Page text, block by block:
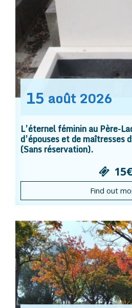
15 août 2026
L’éternel féminin au Père-
d’épouses et de maîtresses
(Sans réservation).
15€
Find out